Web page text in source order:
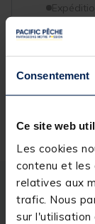
Consentement
Ce site web
Les cookies
contenu et les
relatives aux
trafic. Nous
sur
Sélectionner
disponibilité
Retour